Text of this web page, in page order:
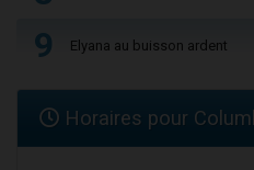
9 Elyana au buisson ardent
Horaires pour